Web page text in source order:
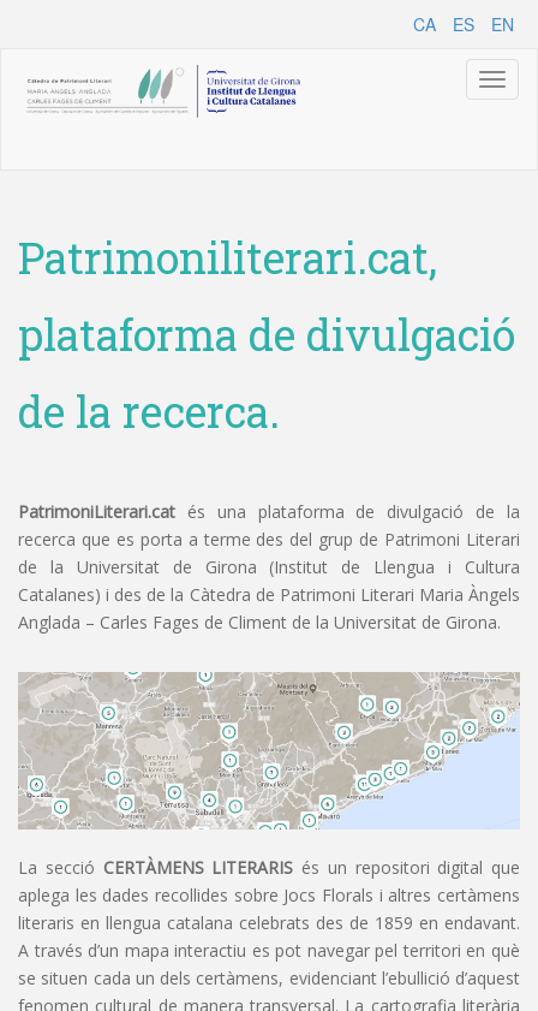
CA ES EN
Patrimoniliterari.cat,
plataforma de divulgació
de la recerca.
PatrimoniLiterari.cat és una plataforma de divulgació de la
recerca que es porta a terme des del grup de Patrimoni Literari
de la Universitat de Girona (Institut de Llengua i Cultura
Catalanes) i des de la Càtedra de Patrimoni Literari Maria Àngels
Anglada – Carles Fages de Climent de la Universitat de Girona.
La secció CERTÀMENS LITERARIS és un repositori digital que
aplega les dades recollides sobre Jocs Florals i altres certàmens
literaris en llengua catalana celebrats des de 1859 en endavant.
A través d’un mapa interactiu es pot navegar pel territori en què
se situen cada un dels certàmens, evidenciant l’ebullició d’aquest
fenomen cultural de manera transversal. La cartografia literària